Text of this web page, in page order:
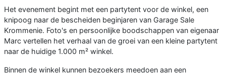
Het evenement begint met een partytent voor de winkel, een
knipoog naar de bescheiden beginjaren van Garage Sale
Krommenie. Foto's en persoonlijke boodschappen van eigenaar
Marc vertellen het verhaal van de groei van een kleine partytent
naar de huidige 1.000 m² winkel.
Binnen de winkel kunnen bezoekers meedoen aan een